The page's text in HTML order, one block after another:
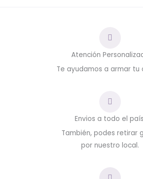
Atención
Te ayudamos a armar tu
Envios a todo el
También, podes retirar
por nuestro local.